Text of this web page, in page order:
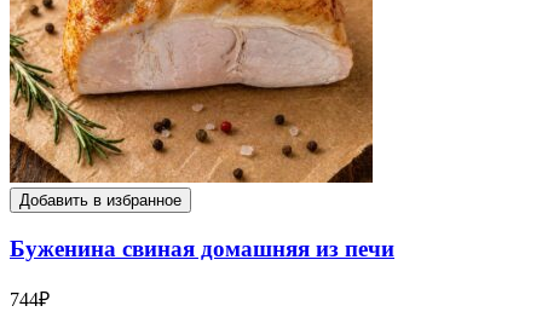
Добавить в избранное
Буженина свиная домашняя из печи
744₽